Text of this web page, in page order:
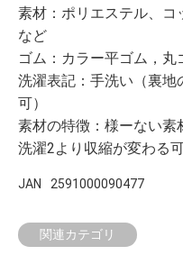
素材：ポリエステル、コ
など
ゴム：カラー平ゴム，丸
洗濯表記：手洗い（裏地
可）
素材の特徴：様ーない素
洗濯2より収縮が変わる
JAN 2591000090477
関連カテゴリ